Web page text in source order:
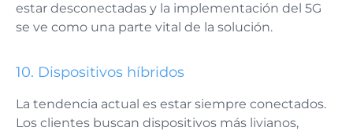
estar desconectadas y la implementación del 5G
se ve como una parte vital de la solución.
10. Dispositivos híbridos
La tendencia actual es estar siempre conectados.
Los clientes buscan dispositivos más livianos,